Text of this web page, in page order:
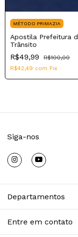
MÉTODO PRIMAZIA
Apostila Prefeitura
Trânsito
R$49,99
R$100,00
R$42,49 com Pix
Siga-nos
Departamentos
Entre em contato